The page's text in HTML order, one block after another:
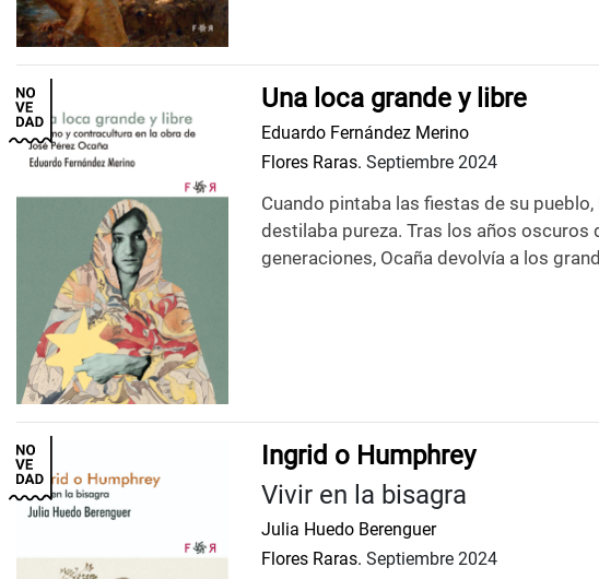
Una loca grande y libre
Eduardo Fernández Merino
Flores Raras. Septiembre 2024
Cuando pintaba las fiestas de su
destilaba pureza. Tras los años
generaciones, Ocaña devolvía a los
Ingrid o Humphrey
Vivir en la bisagra
Julia Huedo Berenguer
Flores Raras. Septiembre 2024